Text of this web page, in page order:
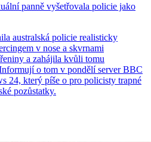
panně vyšetřovala policie jako
australská policie realisticky
v nose a skvrnami
a zahájila kvůli tomu
o tom v pondělí server BBC
24, který píše o pro policisty trapné
pozůstatky.